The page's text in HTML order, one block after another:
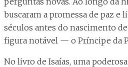
buscaram a promessa de paz e
séculos antes do nascimento
figura notável — o Príncipe da
No livro de Isaías, uma